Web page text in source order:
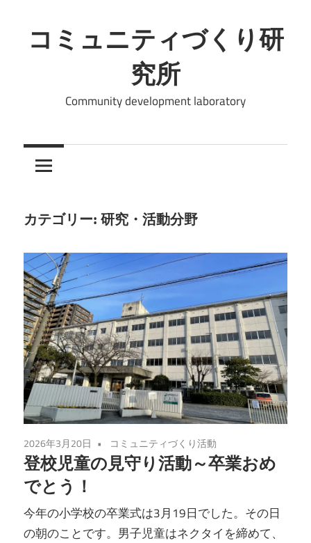
ン
テ
キ
コミュニティづくり研
究所
Community development laboratory
カテゴリー: 研究・活動分野
2026年3月20日 コミュニティづくり活動
登校児童の見守り活動～卒業おめ
でとう！
今年の小学校の卒業式は3月19日でした。その日
の朝のことです。男子児童はネクタイを締めて、